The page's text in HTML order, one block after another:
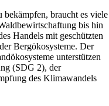
braucht es viele
bis hin
Handels mit geschützten
Bergökosysteme. Der
unterstützen
(SDG 2), der
des Klimawandels